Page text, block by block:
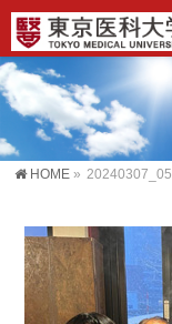
HOME » 20240307_05